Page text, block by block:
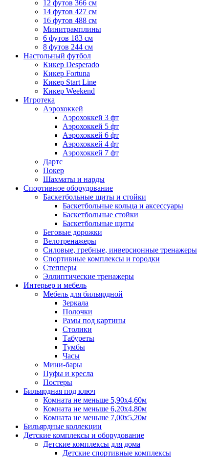
12 футов 366 см
14 футов 427 см
16 футов 488 см
Минитрамплины
6 футов 183 см
8 футов 244 см
Настольный футбол
Кикер Desperado
Кикер Fortuna
Кикер Start Line
Кикер Weekend
Игротека
Аэрохоккей
Аэрохоккей 3 фт
Аэрохоккей 5 фт
Аэрохоккей 6 фт
Аэрохоккей 4 фт
Аэрохоккей 7 фт
Дартс
Покер
Шахматы и нарды
Спортивное оборудование
Баскетбольные щиты и стойки
Баскетбольные кольца и аксессуары
Баскетбольные стойки
Баскетбольные щиты
Беговые дорожки
Велотренажеры
Силовые, гребные, инверсионные тренажеры
Спортивные комплексы и городки
Степперы
Эллиптические тренажеры
Интерьер и мебель
Мебель для бильярдной
Зеркала
Полочки
Рамы под картины
Столики
Табуреты
Тумбы
Часы
Мини-бары
Пуфы и кресла
Постеры
Бильярдная под ключ
Комната не меньше 5,90х4,60м
Комната не меньше 6,20х4,80м
Комната не меньше 7,00х5,20м
Бильярдные коллекции
Детские комплексы и оборудование
Детские комплексы для дома
Детские спортивные комплексы